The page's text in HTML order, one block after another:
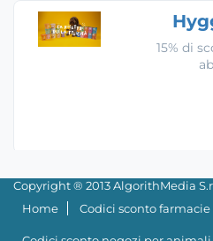
15% di
Copyright ® 2013 AlgorithMedia
Home
Codici sconto